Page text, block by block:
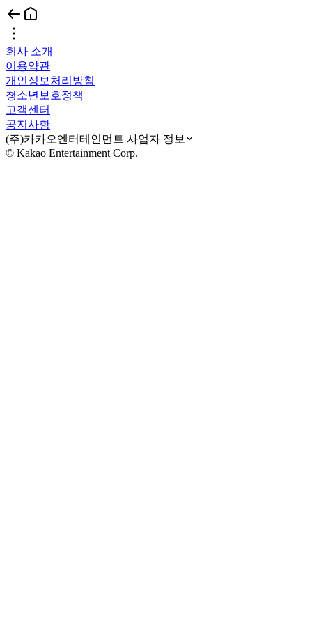
회사 소개
이용약관
개인정보처리방침
청소년보호정책
고객센터
공지사항
(주)카카오엔터테인먼트 사업자 정보
© Kakao Entertainment Corp.